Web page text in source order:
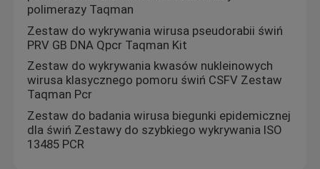
Zestaw testowy STD STI
PCR wirusa opryszczki pospolitej
Test oddechowy PCR
Zestaw do testów trawiennych
polimerazy Taqman
Zestaw do wykrywania wirusa pseudorabii świń
PRV GB DNA Qpcr Taqman Kit
Zestaw do wykrywania kwasów nukleinowych
wirusa klasycznego pomoru świń CSFV Zestaw
Taqman Pcr
Zestaw do badania wirusa biegunki epidemicznej
dla świń Zestawy do szybkiego wykrywania ISO
13485 PCR